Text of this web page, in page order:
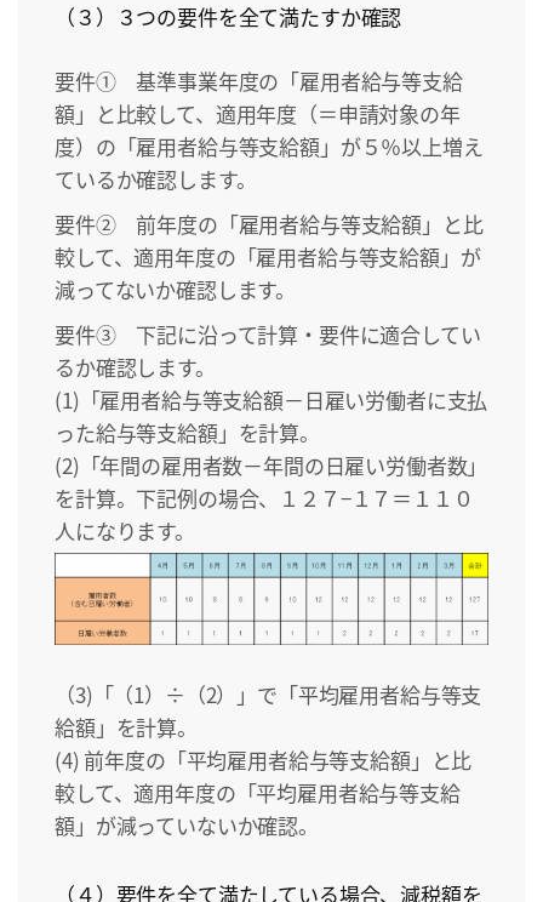
（３）３つの要件を全て満たすか確認
要件① 基準事業年度の「雇用者給与等支給
額」と比較して、適用年度（＝申請対象の年
度）の「雇用者給与等支給額」が５％以上増え
ているか確認します。
要件② 前年度の「雇用者給与等支給額」と比
較して、適用年度の「雇用者給与等支給額」が
減ってないか確認します。
要件③ 下記に沿って計算・要件に適合してい
るか確認します。
(1)「雇用者給与等支給額－日雇い労働者に支払
った給与等支給額」を計算。
(2)「年間の雇用者数－年間の日雇い労働者数」
を計算。下記例の場合、１２７−１７＝１１０
人になります。
（3)「（1）÷（2）」で「平均雇用者給与等支
給額」を計算。
(4) 前年度の「平均雇用者給与等支給額」と比
較して、適用年度の「平均雇用者給与等支給
額」が減っていないか確認。
（４）要件を全て満たしている場合、減税額を